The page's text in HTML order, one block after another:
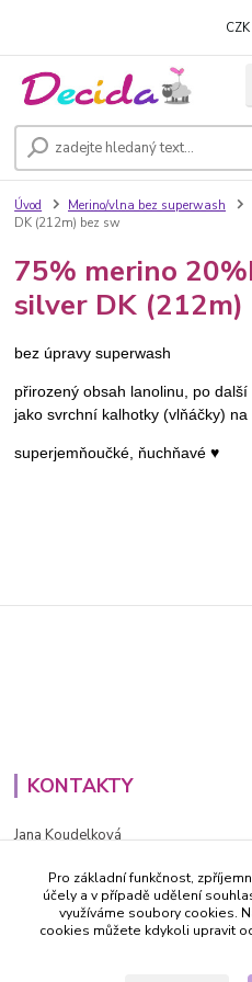
Úvod Merino/vlna bez superwash
DK (212m) bez sw
75% merino
silver DK (212m)
bez úpravy superwash
přirozený obsah lanolinu, po
jako svrchní kalhotky (vlňáčky)
superjemňoučké, ňuchňavé ♥
KONTAKTY
Jana Koudelková
PO - PÁ (8-16h)
info@decida.cz
Pro základní funkčnost,
účely a v případě udělení
využíváme soubory cookies.
cookies můžete kdykoli upravit